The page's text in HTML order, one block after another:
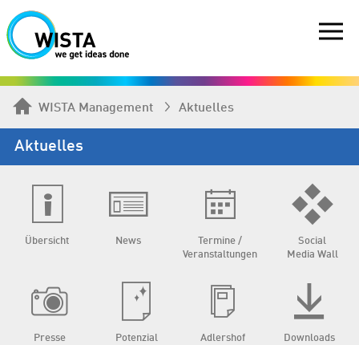
WISTA Management Aktuelles
Aktuelles
Übersicht News
Termine /
Veranstaltungen
Social
Media Wall
Presse
Potenzial
Adlershof
Downloads